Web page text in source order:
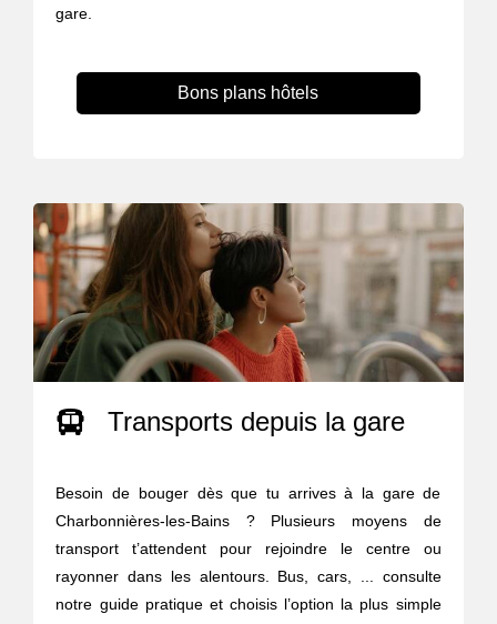
gare.
Bons plans hôtels
Transports depuis la gare
Besoin de bouger dès que tu arrives à la gare de
Charbonnières-les-Bains ? Plusieurs moyens de
transport t’attendent pour rejoindre le centre ou
rayonner dans les alentours. Bus, cars, ... consulte
notre guide pratique et choisis l’option la plus simple